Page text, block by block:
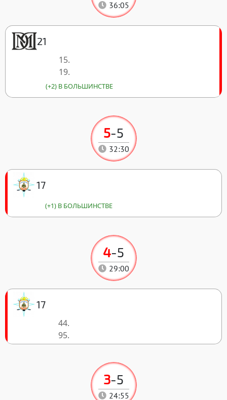
3-5
24:55
4-5
29:00
17
44.
95.
5-5
32:30
17
(+1) В БОЛЬШИНСТВЕ
36:05
21
15.
19.
(+2) В БОЛЬШИНСТВЕ